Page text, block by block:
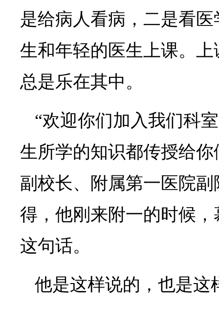
是给病人看病，二是看
生和年轻的医生上课。
总是乐在其中。
“欢迎你们加入我们科
生所学的知识都传授给
副校长、附属第一医院
得，他刚来附一的时候
这句话。
他是这样说的，也是这